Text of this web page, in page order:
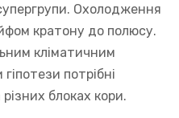
Охолодження
кратону до полюсу.
кліматичним
потрібні
блоках кори.